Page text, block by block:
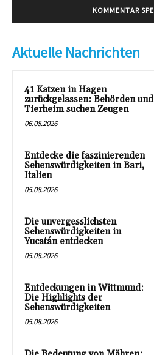
Aktuelle Nachrichten
41 Katzen in Hagen
zurückgelassen: Behörden und
Tierheim suchen Zeugen
06.08.2026
Entdecke die faszinierenden
Sehenswürdigkeiten in Bari,
Italien
05.08.2026
Die unvergesslichsten
Sehenswürdigkeiten in
Yucatán entdecken
05.08.2026
Entdeckungen in Wittmund:
Die Highlights der
Sehenswürdigkeiten
05.08.2026